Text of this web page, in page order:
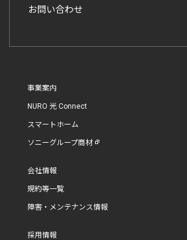
お問い合わせ
事業案内
NURO 光 Connect
スマートホーム
ソニーグループ商材
会社情報
規約等一覧
障害・メンテナンス情報
採用情報